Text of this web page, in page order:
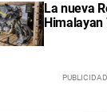
La nueva